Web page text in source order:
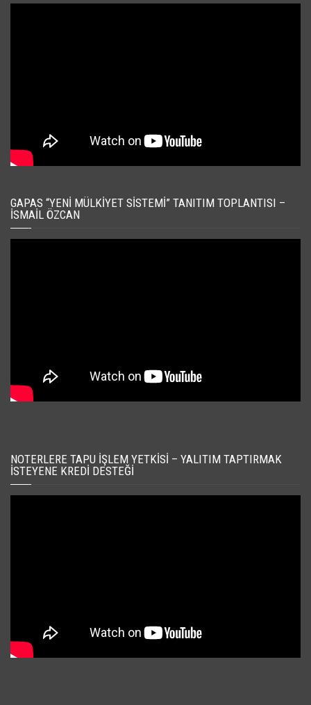
GAPAS “YENI MÜLKIYET SISTEMI” TANITIM TOPLANTISI –
İSMAIL ÖZCAN
NOTERLERE TAPU İŞLEM YETKISI – YALITIM TAPTIRMAK
İSTEYENE KREDI DESTEĞI